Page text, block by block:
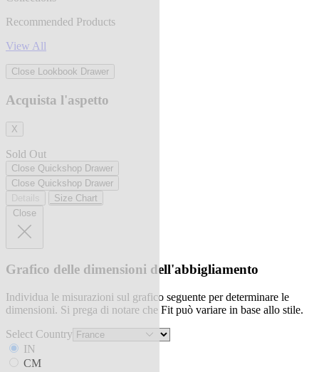
Recommended Products
View All
Close Lookbook Drawer
Acquista l'aspetto
X
Sold Out
Close Quickshop Drawer
Close Quickshop Drawer
Size Chart
Close
Grafico delle dimensioni dell'abbigliamento
Individua le misurazioni sul grafico seguente per determinare le
dimensioni. Si prega di notare che Fit può variare in base allo stile.
Select Country
IN
CM